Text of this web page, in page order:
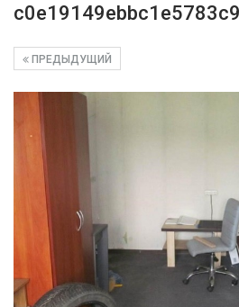
ПРЕДЫДУЩИЙ